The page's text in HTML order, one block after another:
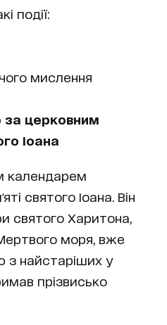
події:
мислення
за церковним
Іоана
календарем
святого Іоана. Він
святого Харитона,
моря, вже
з найстаріших у
прізвисько